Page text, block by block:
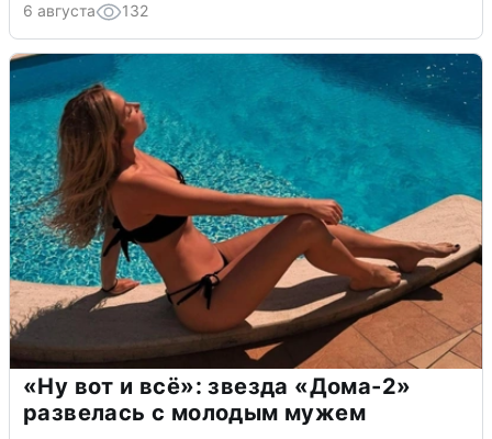
6 августа 132
«Ну вот и всё»: звезда «Дома-2»
развелась с молодым мужем